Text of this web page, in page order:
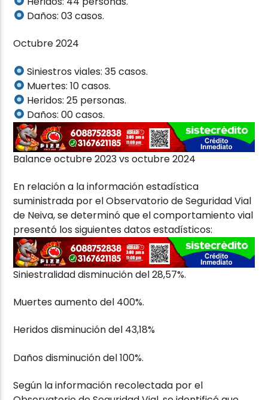
Daños: 03 casos.
Octubre 2024
Siniestros viales: 35 casos.
Muertes: 10 casos.
Heridos: 25 personas.
Daños: 00 casos.
Balance octubre 2023 vs octubre 2024
En relación a la información estadística
suministrada por el Observatorio de Seguridad Vial
de Neiva, se determinó que el comportamiento vial
presentó los siguientes datos estadísticos:
Siniestralidad disminución del 28,57%.
Muertes aumento del 400%.
Heridos disminución del 43,18%
Daños disminución del 100%.
Según la información recolectada por el